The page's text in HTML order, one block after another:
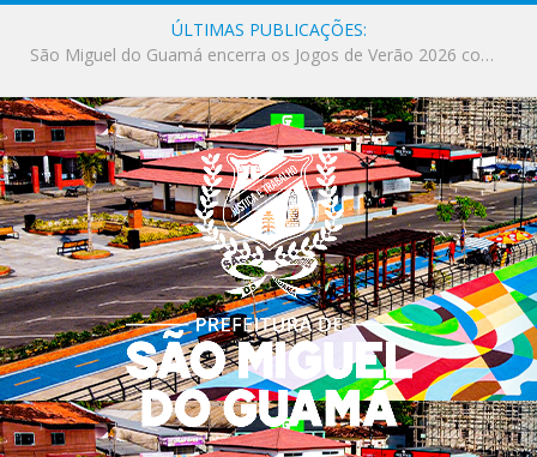
ÚLTIMAS PUBLICAÇÕES:
Milhares de fiéis tomam as ruas de São Miguel do Guamá em uma grande celebração de fé na Marcha para Jesus 2026.